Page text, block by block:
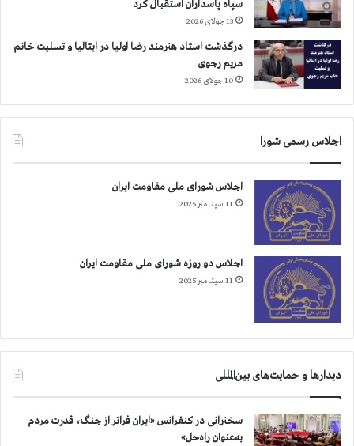
سپاه پاسداران استقبال کرد
13 جولای 2026
درگذشت استاد هنرمند رضا اولیا در ایتالیا و تسلیت خانم
مریم رجوی
10 جولای 2026
اجلاس رسمی شورا
اجلاس شورای ملی مقاومت ایران
11 سپتامبر 2025
اجلاس دو روزه شورای ملی مقاومت ایران
11 سپتامبر 2025
دیدارها و حمایت‌های بین‌المللی
سخنرانی در کنفرانس «ایران فراتر از جنگ، قدرت مردم
به‌عنوان راه‌حل»